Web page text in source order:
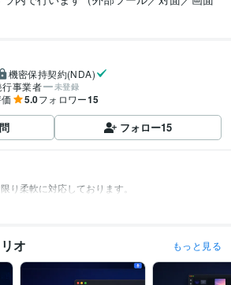
機密保持契約(NDA)
行事業者
未登録
5.0フォロワー15
フォロー15
オ もっと見る